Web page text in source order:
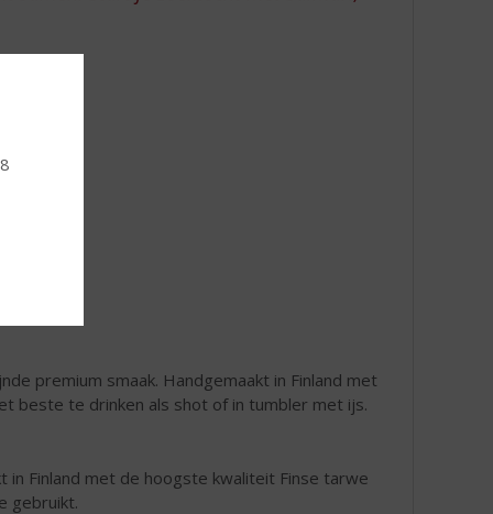
premium smaak. Handgemaakt in Finland met
beste te drinken als shot of in tumbler met ijs.
in Finland met de hoogste kwaliteit Finse tarwe
gebruikt.